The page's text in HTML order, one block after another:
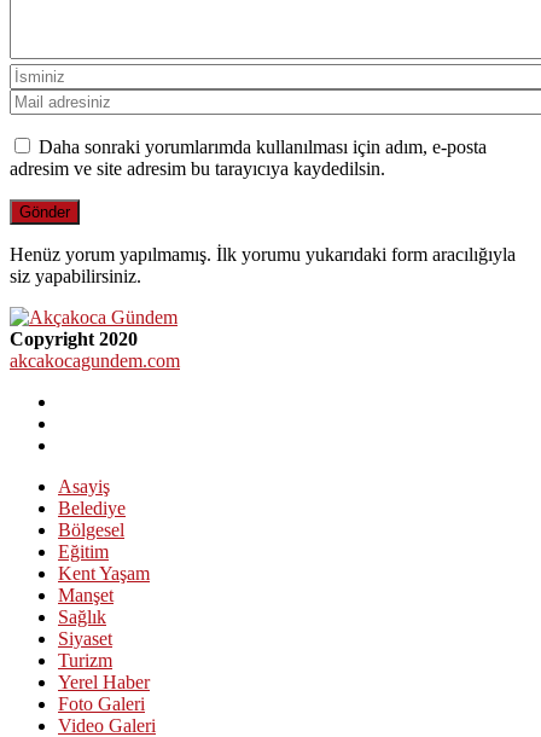
Daha sonraki yorumlarımda kullanılması için adım, e-posta
adresim ve site adresim bu tarayıcıya kaydedilsin.
Henüz yorum yapılmamış. İlk yorumu yukarıdaki form aracılığıyla
siz yapabilirsiniz.
Copyright 2020
akcakocagundem.com
Asayiş
Belediye
Bölgesel
Eğitim
Kent Yaşam
Manşet
Sağlık
Siyaset
Turizm
Yerel Haber
Foto Galeri
Video Galeri